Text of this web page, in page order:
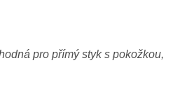
pro přímý styk s pokožkou,